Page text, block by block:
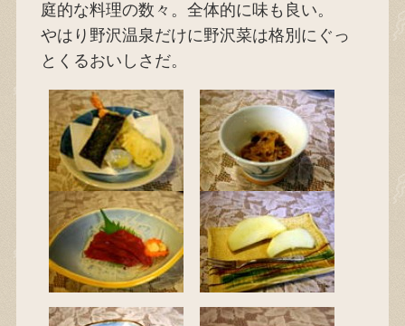
庭的な料理の数々。全体的に味も良い。
やはり野沢温泉だけに野沢菜は格別にぐっ
とくるおいしさだ。